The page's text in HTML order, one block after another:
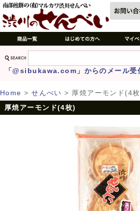
「@sibukawa.com」からのメール受
Home >せんべい > 厚焼アーモンド(4
厚焼アーモンド(4枚)